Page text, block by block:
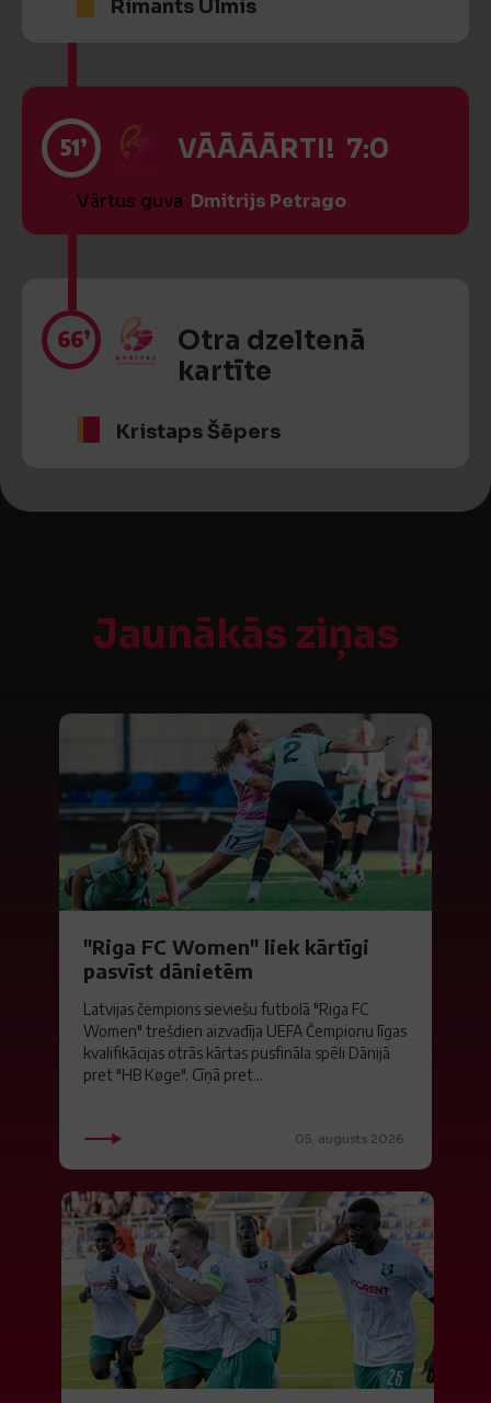
Rimants Ulmis
51’ VĀĀĀĀRTI! 7:0
Vārtus guva Dmitrijs Petrago
66’
Otra dzeltenā
kartīte
Kristaps Šēpers
Jaunākās ziņas
"Riga FC Women" liek kārtīgi
pasvīst dānietēm
Latvijas čempions sieviešu futbolā "Riga FC
Women" trešdien aizvadīja UEFA Čempionu līgas
kvalifikācijas otrās kārtas pusfināla spēli Dānijā
pret "HB Køge". Cīņā pret...
05. augusts 2026.